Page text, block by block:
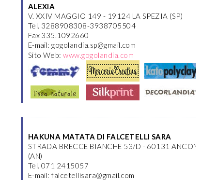
ALEXIA
V. XXIV MAGGIO 149 - 19124 LA SPEZIA (SP)
Tel. 3288908308-3938705504
Fax 335.1092660
E-mail: gogolandia.sp@gmail.com
Sito Web:www.gogolandia.com
HAKUNA MATATA DI FALCETELLI SARA
STRADA BRECCE BIANCHE 53/D - 60131 ANCONA
(AN)
Tel. 071 2415057
E-mail: falcetellisara@gmail.com